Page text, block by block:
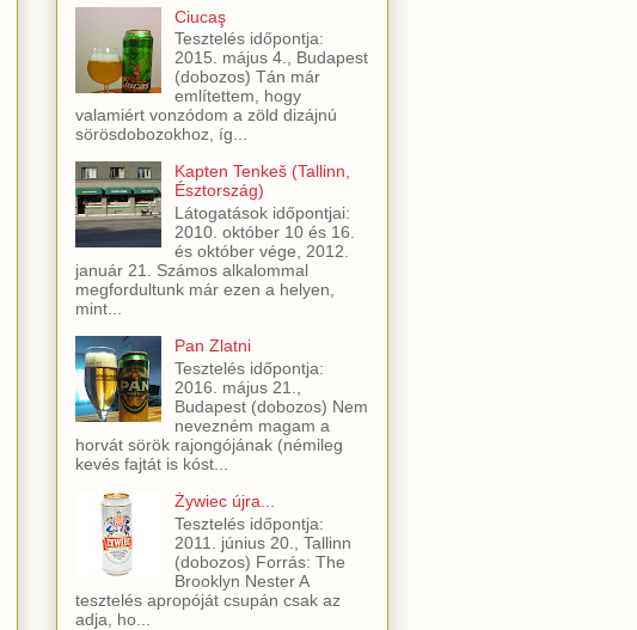
Ciucaş
Tesztelés időpontja:
2015. május 4., Budapest
(dobozos) Tán már
említettem, hogy
valamiért vonzódom a zöld dizájnú
sörösdobozokhoz, íg...
Kapten Tenkeš (Tallinn,
Észtország)
Látogatások időpontjai:
2010. október 10 és 16.
és október vége, 2012.
január 21. Számos alkalommal
megfordultunk már ezen a helyen,
mint...
Pan Zlatni
Tesztelés időpontja:
2016. május 21.,
Budapest (dobozos) Nem
nevezném magam a
horvát sörök rajongójának (némileg
kevés fajtát is kóst...
Żywiec újra...
Tesztelés időpontja:
2011. június 20., Tallinn
(dobozos) Forrás: The
Brooklyn Nester A
tesztelés apropóját csupán csak az
adja, ho...